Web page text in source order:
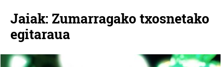
Jaiak: Zumarragako txosnetako
egitaraua